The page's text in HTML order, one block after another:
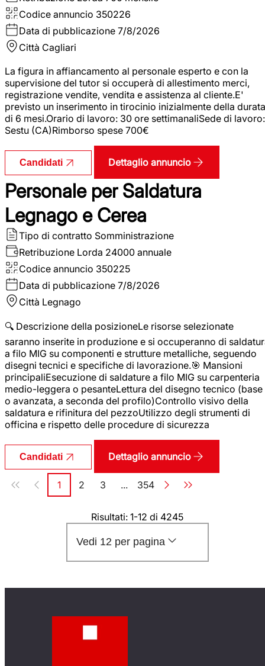
Codice annuncio 350226
Data di pubblicazione 7/8/2026
Città Cagliari
La figura in affiancamento al personale esperto e con la
supervisione del tutor si occuperà di allestimento merci,
registrazione vendite, vendita e assistenza al cliente.E'
previsto un inserimento in tirocinio inizialmente della durata
di 6 mesi.Orario di lavoro: 30 ore settimanaliSede di lavoro:
Sestu (CA)Rimborso spese 700€
Candidati Dettaglio annuncio
Personale per Saldatura
Legnago e Cerea
Tipo di contratto Somministrazione
Retribuzione Lorda 24000 annuale
Codice annuncio 350225
Data di pubblicazione 7/8/2026
Città Legnago
🔍 Descrizione della posizioneLe risorse selezionate
saranno inserite in produzione e si occuperanno di
a filo MIG su componenti e strutture metalliche, seguendo
disegni tecnici e specifiche di lavorazione.🎯 Mansioni
principaliEsecuzione di saldature a filo MIG su carpenteria
medio-leggera o pesanteLettura del disegno tecnico (base
o avanzata, a seconda del profilo)Controllo visivo della
saldatura e rifinitura del pezzoUtilizzo degli strumenti di
officina e rispetto delle procedure di sicurezza
Candidati Dettaglio annuncio
Paginazione
Pagina
1 Pagina
2 Pagina
3 ... Pagina
354
Risultati: 1-12 di 4245
Vedi 12 per pagina